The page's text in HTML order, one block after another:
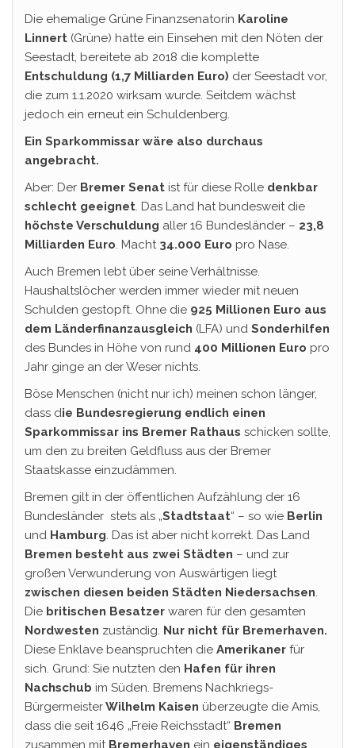
Die ehemalige Grüne Finanzsenatorin Karoline
Linnert (Grüne) hatte ein Einsehen mit den Nöten der
Seestadt, bereitete ab 2018 die komplette
Entschuldung (1,7 Milliarden Euro) der Seestadt vor,
die zum 1.1.2020 wirksam wurde. Seitdem wächst
jedoch ein erneut ein Schuldenberg.
Ein Sparkommissar wäre also durchaus
angebracht.
Aber: Der Bremer Senat ist für diese Rolle denkbar
schlecht geeignet. Das Land hat bundesweit die
höchste Verschuldung aller 16 Bundesländer – 23,8
Milliarden Euro. Macht34.000 Euro pro Nase.
Auch Bremen lebt über seine Verhältnisse.
Haushaltslöcher werden immer wieder mit neuen
Schulden gestopft. Ohne die 925 Millionen Euro aus
dem Länderfinanzausgleich (LFA) und Sonderhilfen
des Bundes in Höhe von rund 400 Millionen Euro pro
Jahr ginge an der Weser nichts.
Böse Menschen (nicht nur ich) meinen schon länger,
dass die Bundesregierung endlich einen
Sparkommissar ins Bremer Rathaus schicken sollte,
um den zu breiten Geldfluss aus der Bremer
Staatskasse einzudämmen.
Bremen gilt in der öffentlichen Aufzählung der 16
Bundesländer stets als „Stadtstaat“ – so wie Berlin
und Hamburg. Das ist aber nicht korrekt. Das Land
Bremen besteht aus zwei Städten – und zur
großen Verwunderung von Auswärtigen liegt
zwischen diesen beiden Städten Niedersachsen.
Die britischen Besatzer waren für den gesamten
Nordwesten zuständig. Nur nicht für Bremerhaven.
Diese Enklave beanspruchten die Amerikaner für
sich. Grund: Sie nutzten den Hafen für ihren
Nachschub im Süden. Bremens Nachkriegs-
BürgermeisterWilhelm Kaisen überzeugte die Amis,
dass die seit 1646 „Freie Reichsstadt“ Bremen
zusammen mit Bremerhaven ein eigenständiges